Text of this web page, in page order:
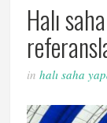
Halı
inhalı saha